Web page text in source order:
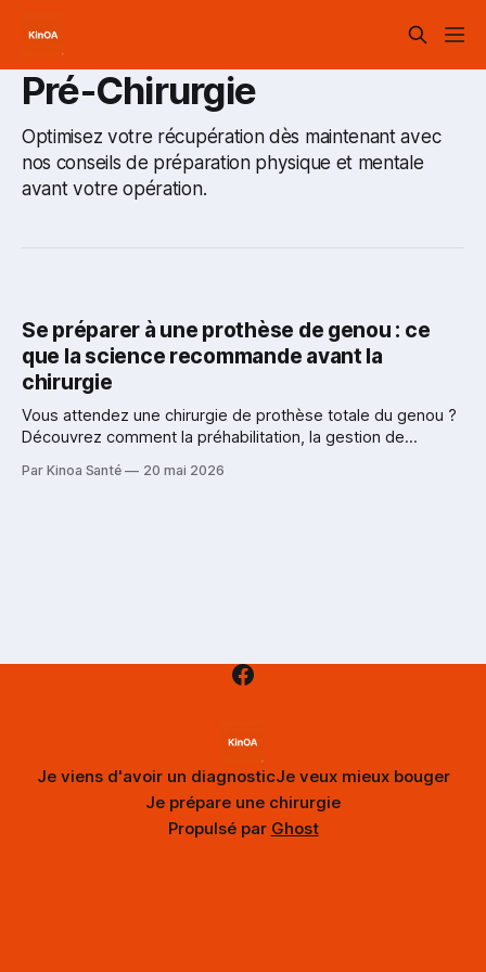
Pré-Chirurgie
Optimisez votre récupération dès maintenant avec
nos conseils de préparation physique et mentale
avant votre opération.
Se préparer à une prothèse de genou : ce
que la science recommande avant la
chirurgie
Vous attendez une chirurgie de prothèse totale du genou ?
Découvrez comment la préhabilitation, la gestion de
votre récupération. Guide complet appuyé par la science —
Par Kinoa Santé 20 mai 2026
Je viens d'avoir un diagnosticJe veux mieux bouger
Je prépare une chirurgie
Propulsé par Ghost